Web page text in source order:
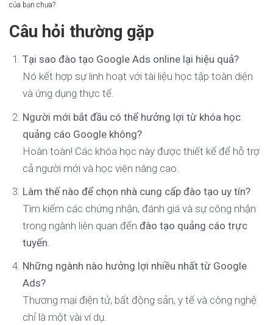
của bạn chưa?
Câu hỏi thường gặp
Tại sao đào tạo Google Ads online lại hiệu quả?
Nó kết hợp sự linh hoạt với tài liệu học tập toàn diện
và ứng dụng thực tế.
Người mới bắt đầu có thể hưởng lợi từ khóa học
quảng cáo Google không?
Hoàn toàn! Các khóa học này được thiết kế để hỗ trợ
cả người mới và học viên nâng cao.
Làm thế nào để chọn nhà cung cấp đào tạo uy tín?
Tìm kiếm các chứng nhận, đánh giá và sự công nhận
trong ngành liên quan đếnđào tạo quảng cáo trực
tuyến
Những ngành nào hưởng lợi nhiều nhất từ Google
Ads?
Thương mại điện tử, bất động sản, y tế và công nghệ
chỉ là một vài ví dụ.